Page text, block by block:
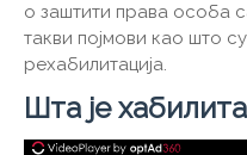
о заштити права особа
такви појмови као што
рехабилитација.
Шта је